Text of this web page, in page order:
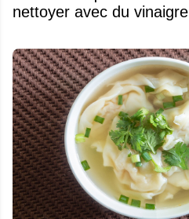
nettoyer avec du vinaigre